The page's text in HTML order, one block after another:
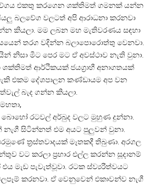
එකතු කරගෙන ශක්තිමත් ගමනක් යන්න
බලවේග වලටත් අපි ආරාධනා කරනවා
කියලා. මම ලබන මහ මැතිවරණය සඳහා
තරග වදින්න බලාපොරොත්තු වෙනවා.
නිසා මීට පෙර මට ඒ අවස්ථාව නැති වුනා.
ශක්තිමත් ආර්ථිකයක් ජයග්‍රාහී අනාගතයක්
එකම දේශපාලන කණ්ඩායම අප වන
බැද ගන්න කියලා.
රටවල් අර්බුද වලට මුහුණ දුන්නා.
නැගී සිටින්නත් එම අයට පුලුවන් වුනා.
ත්‍රස්තවාදයක් මෑතකදී තිබුණා. අරගල
වට කරලා ප්‍රහාර එල්ල කරන්න සූදානම්
මැඩ පැවැත්වූවා. රටක ස්ව්‍යරීත්වයට
කරනවා. ඒ වෙනුවෙන් එකාවන්ව නැගී